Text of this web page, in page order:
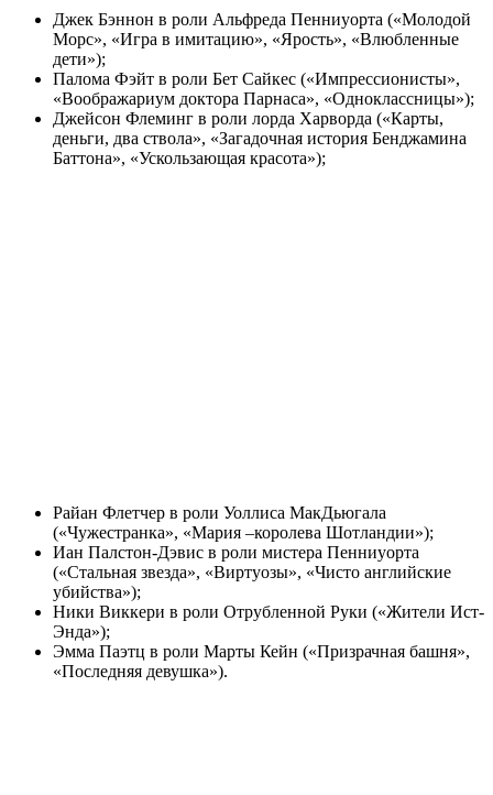
Джек Бэннон в роли Альфреда Пенниуорта («Молодой
Морс», «Игра в имитацию», «Ярость», «Влюбленные
дети»);
Палома Фэйт в роли Бет Сайкес («Импрессионисты»,
«Воображариум доктора Парнаса», «Одноклассницы»);
Джейсон Флеминг в роли лорда Харворда («Карты,
деньги, два ствола», «Загадочная история Бенджамина
Баттона», «Ускользающая красота»);
Райан Флетчер в роли Уоллиса МакДьюгала
(«Чужестранка», «Мария –королева Шотландии»);
Иан Палстон-Дэвис в роли мистера Пенниуорта
(«Стальная звезда», «Виртуозы», «Чисто английские
убийства»);
Ники Виккери в роли Отрубленной Руки («Жители Ист-
Энда»);
Эмма Паэтц в роли Марты Кейн («Призрачная башня»,
«Последняя девушка»).